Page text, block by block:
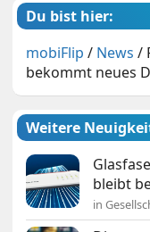
Du bist hier:
mobiFlip / News /
bekommt neues
Weitere
bleibt
in